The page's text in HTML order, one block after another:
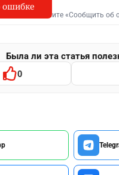
и нажмите «Сообщить об
Была ли эта статья
0
ошибке